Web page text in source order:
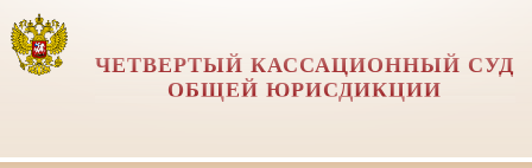
ЧЕТВЕРТЫЙ КАССАЦИОННЫЙ СУД
ОБЩЕЙ ЮРИСДИКЦИИ